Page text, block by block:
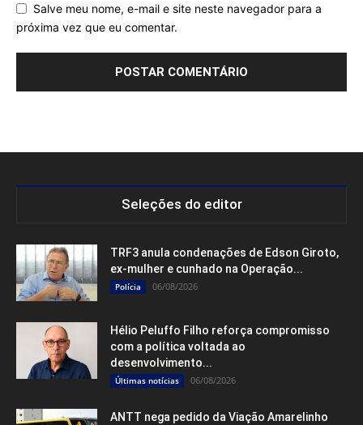
Salve meu nome, e-mail e site neste navegador para a
próxima vez que eu comentar.
Seleções do editor
TRF3 anula condenações de Edson Giroto,
ex-mulher e cunhado na Operação...
Polícia 06/08/2026
Hélio Peluffo Filho reforça compromisso
com a política voltada ao
desenvolvimento...
Últimas notícias 06/08/2026
ANTT nega pedido da Viação Amarelinho